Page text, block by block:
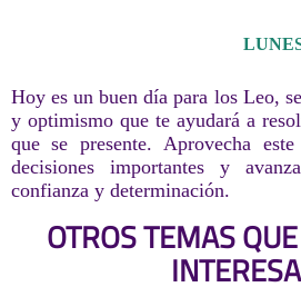
Hoy es un buen día para los Leo,
y optimismo que te ayudará a
que se presente. Aprovecha
decisiones importantes y
confianza y determinación.
OTROS TEMAS